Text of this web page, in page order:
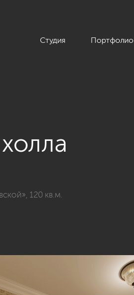
Студия Портфолио
120 кв.м.